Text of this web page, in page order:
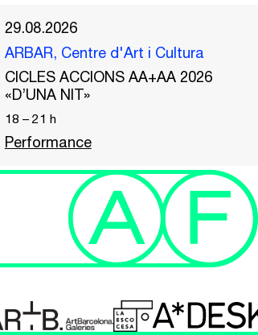
29.08.2026
ARBAR, Centre d'Art i Cultura
CICLES ACCIONS AA+AA 2026
«D’UNA NIT»
18 – 21 h
Performance